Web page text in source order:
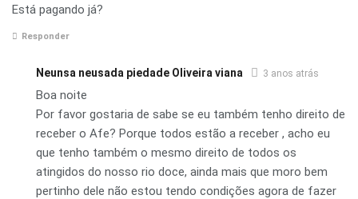
Está pagando já?
Responder
Neunsa neusada piedade Oliveira viana 3 anos atrás
Boa noite
Por favor gostaria de sabe se eu também tenho direito de
receber o Afe? Porque todos estão a receber , acho eu
que tenho também o mesmo direito de todos os
atingidos do nosso rio doce, ainda mais que moro bem
pertinho dele não estou tendo condições agora de fazer